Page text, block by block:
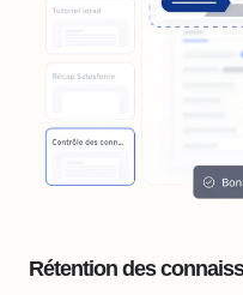
Rétention des